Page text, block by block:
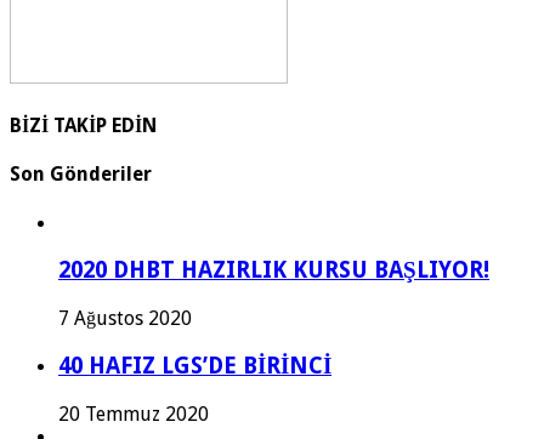
BİZİ TAKİP EDİN
Son Gönderiler
2020 DHBT HAZIRLIK KURSU BAŞLIYOR!
7 Ağustos 2020
40 HAFIZ LGS’DE BİRİNCİ
20 Temmuz 2020